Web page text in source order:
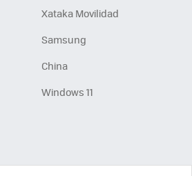
Xataka Movilidad
Samsung
China
Windows 11